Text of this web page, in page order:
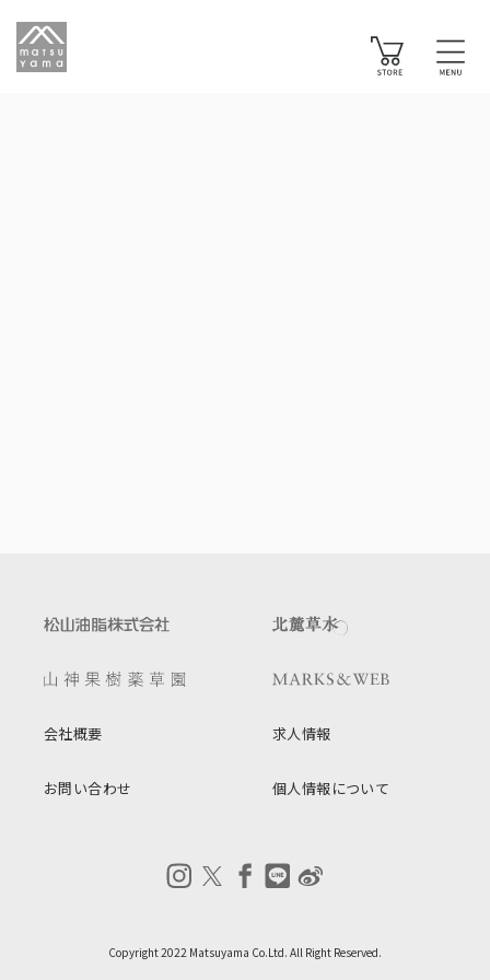
会社概要 求人情報
お問い合わせ 個人情報について
Copyright 2022 Matsuyama Co.Ltd. All Right Reserved.